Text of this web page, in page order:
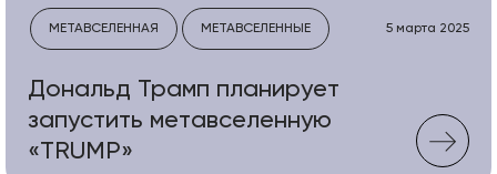
МЕТАВСЕЛЕННАЯ МЕТАВСЕЛЕННЫЕ 5 марта 2025
Дональд Трамп планирует
запустить метавселенную
«TRUMP»